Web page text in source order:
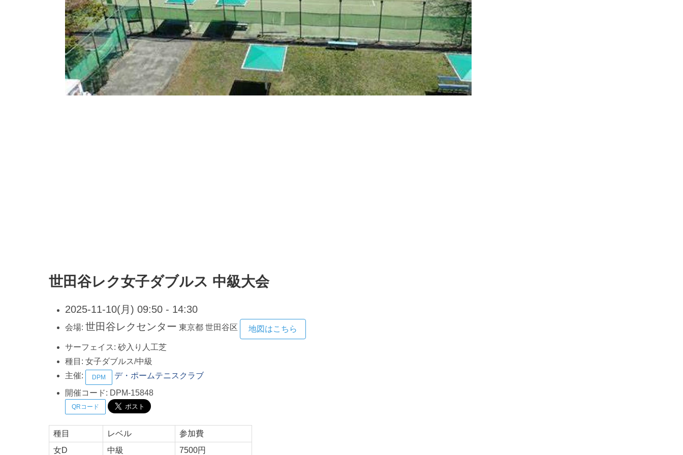
世田谷レク女子ダブルス 中級大会
2025-11-10(月) 09:50 - 14:30
会場: 世田谷レクセンター 東京都 世田谷区 地図はこちら
サーフェイス: 砂入り人工芝
種目: 女子ダブルス/中級
主催:
DPM
デ・ポームテニスクラブ
開催コード: DPM-15848
QRコード
種目 レベル
参加費
女D
中級 7500円